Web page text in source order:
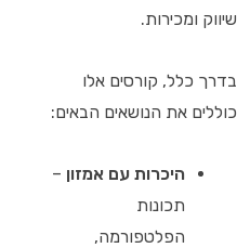
שיווק ומכירות.
בדרך כלל, קורסים אלו
כוללים את הנושאים הבאים:
היכרות עם אמזון –
תכונות
הפלטפורמה,